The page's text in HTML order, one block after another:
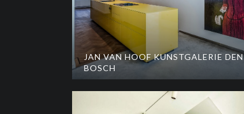
JAN VAN HOOF KUNSTGALERIE DEN
BOSCH